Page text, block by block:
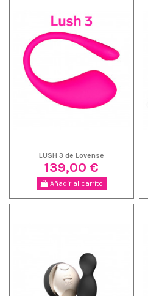
LUSH 3 de Lovense
139,00 €
Añadir al carrito